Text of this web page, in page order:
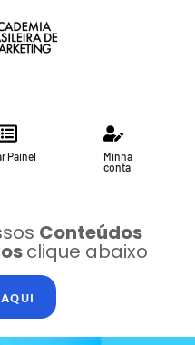
Painel
Minha
conta
Conteúdos
clique abaixo